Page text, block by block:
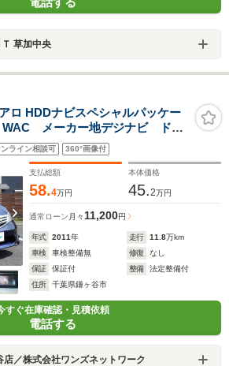
草加中央
ロ HDDナビスペシャルパッケー
メーカー地デジナビ ドラ
トキー 両側スライドドア 電
イト フォグライト 純正フロ
サー ステアリングリモコン
ンライン相談可 360°画像付
支払総額
58.4万円
本体価格
45.2万円
通常ローン 月々 11,200円
年式 2011年 走行 11.8万km
車検
車検整備無 修復
なし
保証
保証付 整備
法定整備付
住所
千葉県鎌ヶ谷市
すぐ在庫確認・見積依頼
電話する
店／株式会社ワンズネットワーク